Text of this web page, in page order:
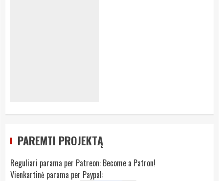
PAREMTI PROJEKTĄ
Reguliari parama per Patreon: Become a Patron!
Vienkartinė parama per Paypal: